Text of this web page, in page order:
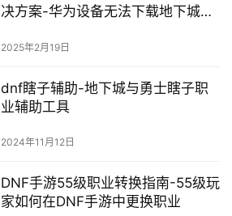
决方案-华为设备无法下载地下城与
2025年2月19日
dnf瞎子辅助-地下城与勇士瞎子职
业辅助工具
2024年11月12日
DNF手游55级职业转换指南-55级玩
家如何在DNF手游中更换职业